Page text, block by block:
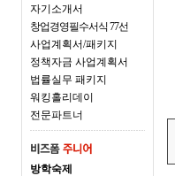
자기소개서
창업경영필수서식 77선
사업계획서/패키지
정책자금 사업계획서
법률실무 패키지
워킹홀리데이
전문파트너
방학숙제